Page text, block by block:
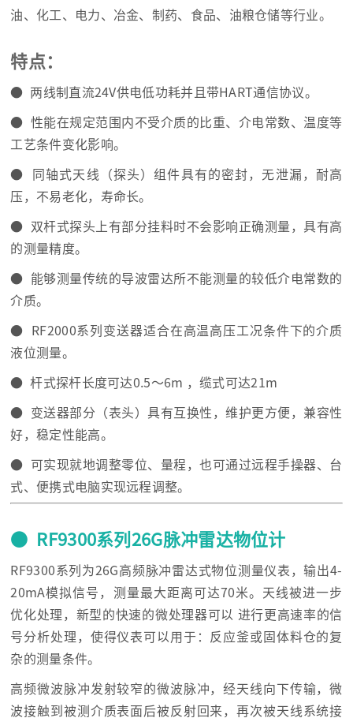
油、化工、电力、冶金、制药、食品、油粮仓储等行业。
特点：
● 两线制直流24V供电低功耗并且带HART通信协议。
● 性能在规定范围内不受介质的比重、介电常数、温度等
工艺条件变化影响。
● 同轴式天线（探头）组件具有的密封，无泄漏，耐高
压，不易老化，寿命长。
● 双杆式探头上有部分挂料时不会影响正确测量，具有高
的测量精度。
● 能够测量传统的导波雷达所不能测量的较低介电常数的
介质。
● RF2000系列变送器适合在高温高压工况条件下的介质
液位测量。
● 杆式探杆长度可达0.5～6m ，缆式可达21m
● 变送器部分（表头）具有互换性，维护更方便，兼容性
好，稳定性能高。
● 可实现就地调整零位、量程，也可通过远程手操器、台
式、便携式电脑实现远程调整。
● RF9300系列26G脉冲雷达物位计
RF9300系列为26G高频脉冲雷达式物位测量仪表，输出4-
20mA模拟信号，测量最大距离可达70米。天线被进一步
优化处理，新型的快速的微处理器可以 进行更高速率的信
号分析处理，使得仪表可以用于：反应釜或固体料仓的复
杂的测量条件。
高频微波脉冲发射较窄的微波脉冲，经天线向下传输，微
波接触到被测介质表面后被反射回来，再次被天线系统接